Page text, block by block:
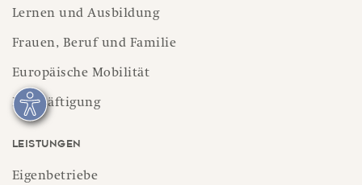
Lernen und Ausbildung
Frauen, Beruf und Familie
Europäische Mobilität
Beschäftigung
Leistungen
Eigenbetriebe